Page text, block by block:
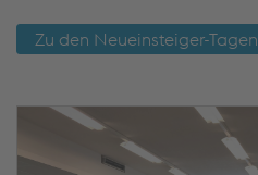
Zu den Neueinsteiger-Tagen